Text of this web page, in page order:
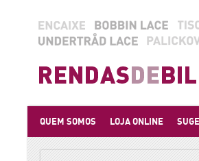
QUEM SOMOS LOJA ONLINE